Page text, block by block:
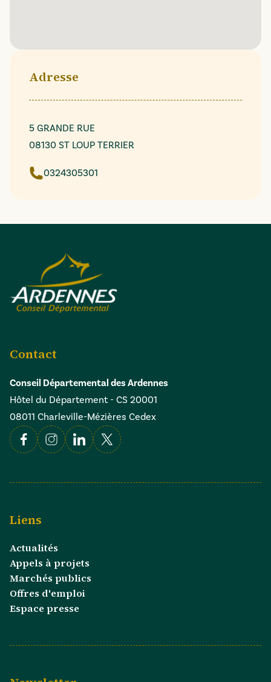
Adresse
5 GRANDE RUE
08130 ST LOUP TERRIER
0324305301
Contact
Conseil Départemental des Ardennes
Hôtel du Département - CS 20001
08011 Charleville-Mézières Cedex
FacebookInstagramLinkedin
X
Liens
Actualités
Appels à projets
Marchés publics
Offres d'emploi
Espace presse